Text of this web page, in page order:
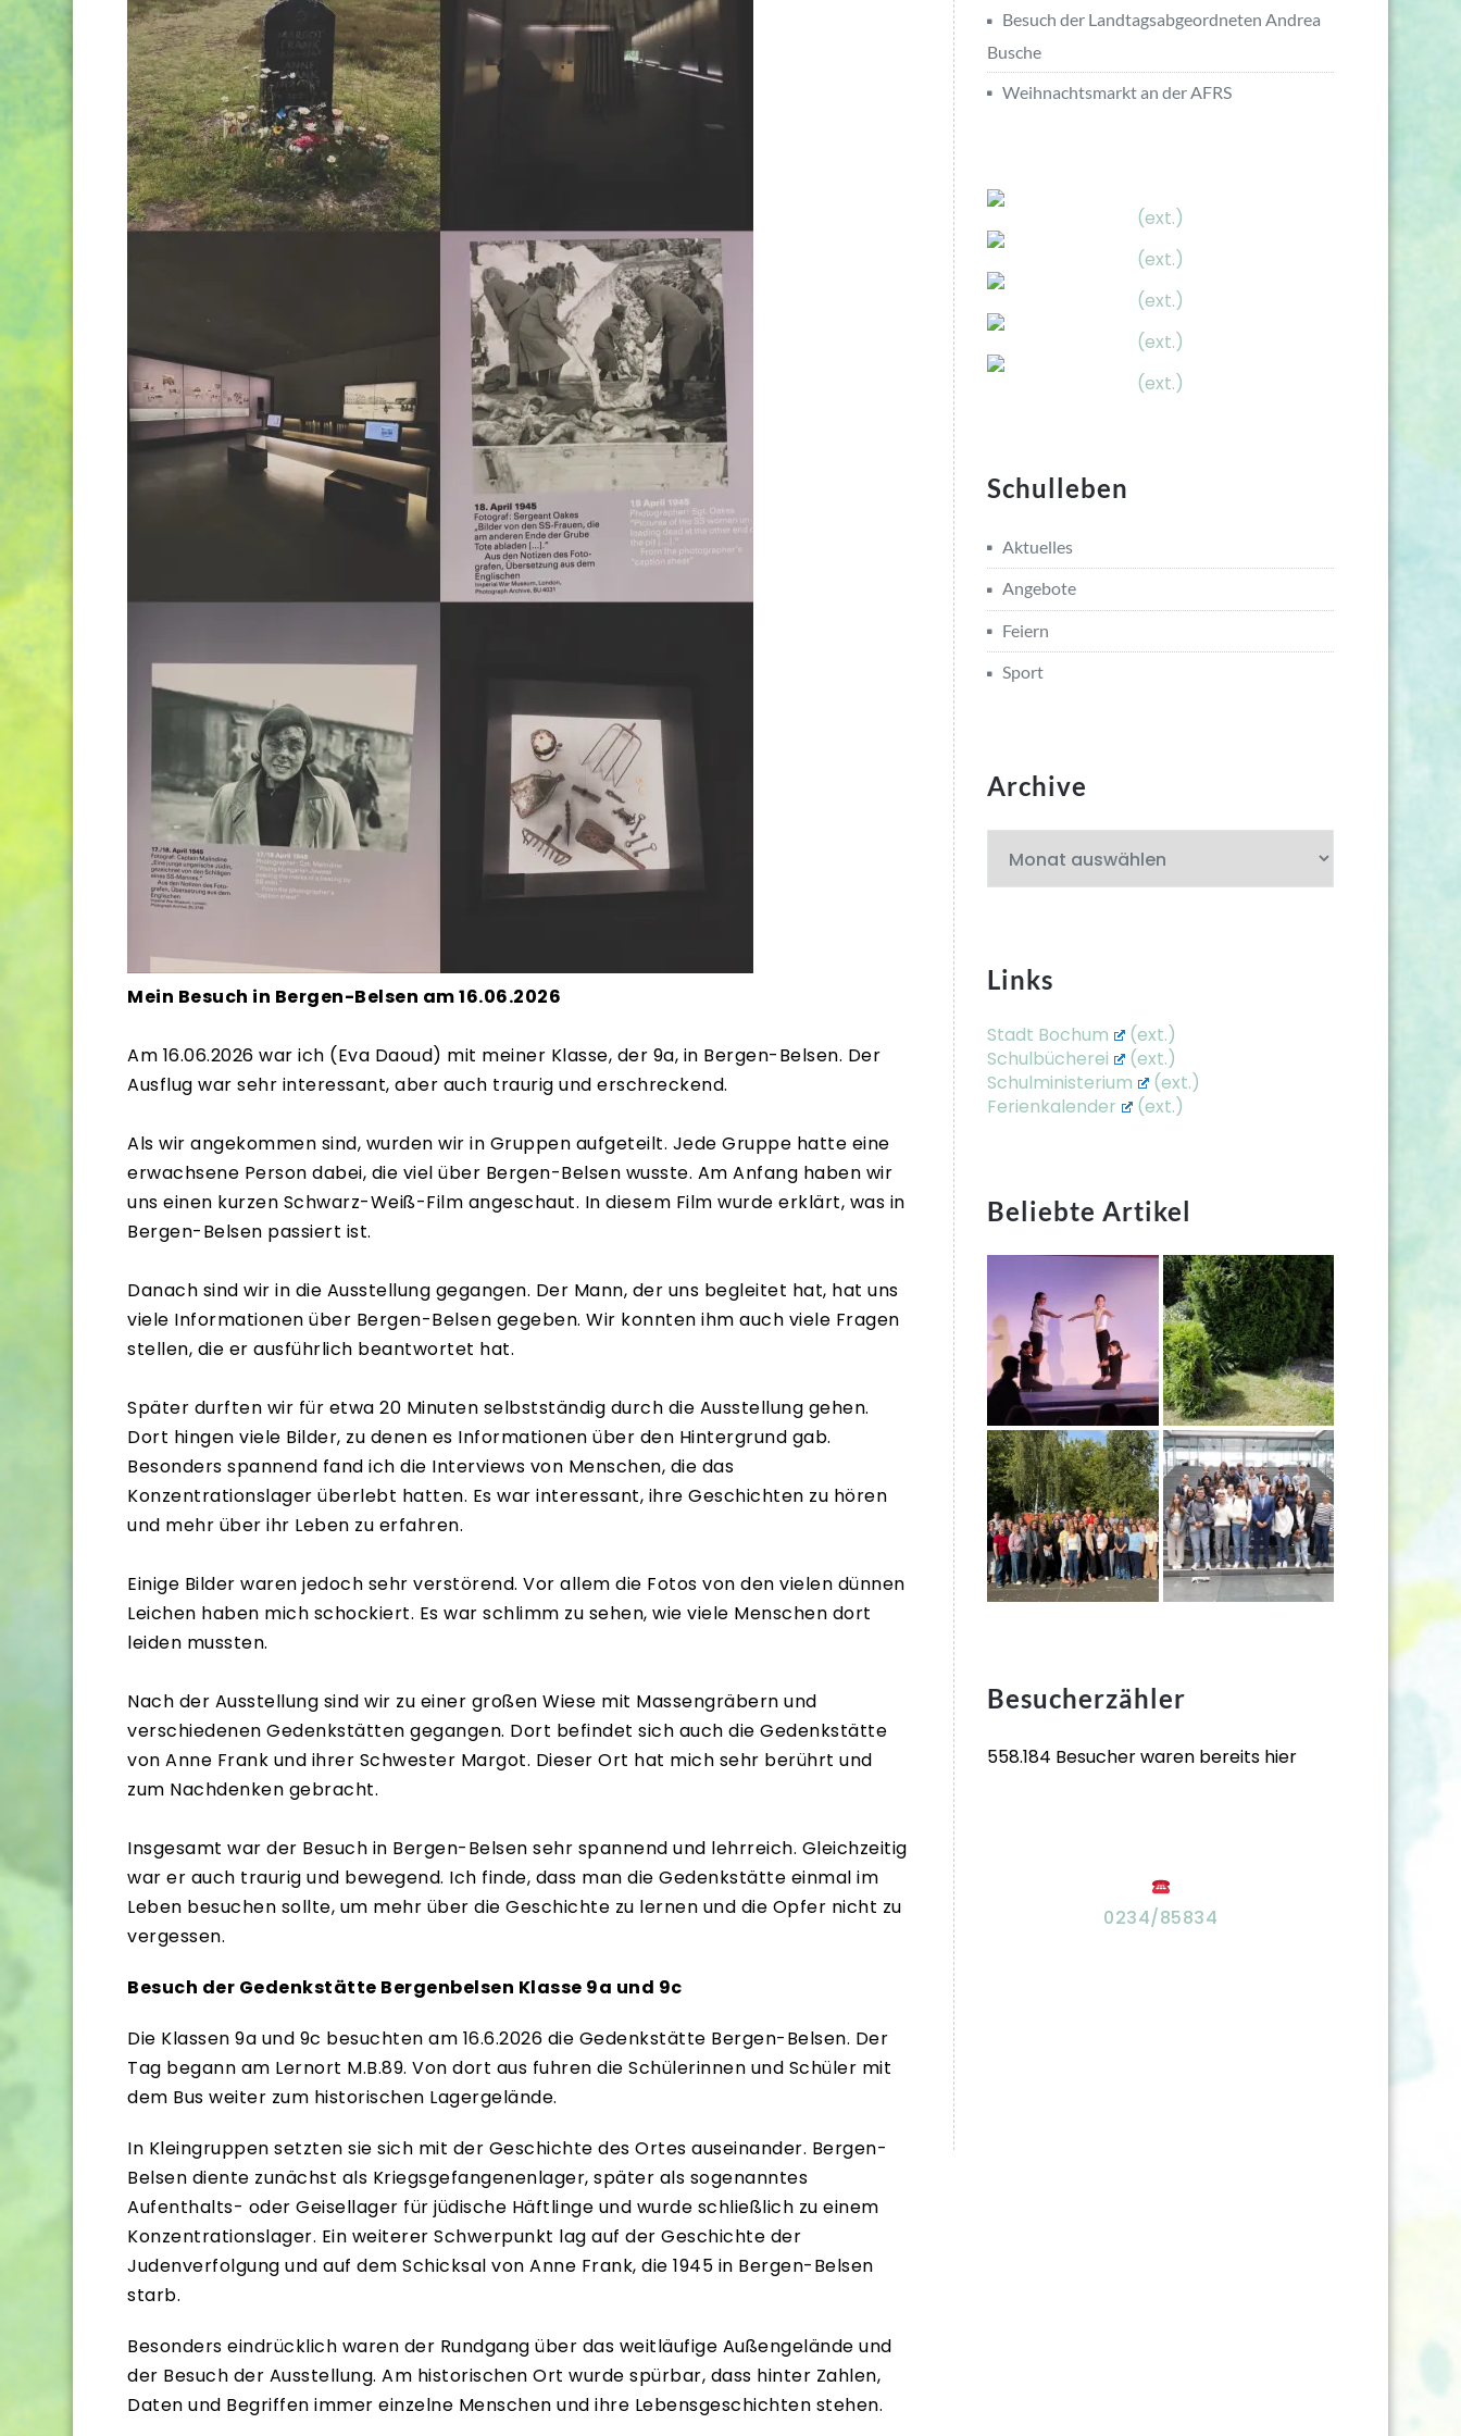
Mein Besuch in Bergen-Belsen am 16.06.2026
Am 16.06.2026 war ich (Eva Daoud) mit meiner Klasse, der 9a, in Bergen-Belsen. Der
Ausflug war sehr interessant, aber auch traurig und erschreckend.
Als wir angekommen sind, wurden wir in Gruppen aufgeteilt. Jede Gruppe hatte eine
erwachsene Person dabei, die viel über Bergen-Belsen wusste. Am Anfang haben wir
uns einen kurzen Schwarz-Weiß-Film angeschaut. In diesem Film wurde erklärt, was in
Bergen-Belsen passiert ist.
Danach sind wir in die Ausstellung gegangen. Der Mann, der uns begleitet hat, hat uns
viele Informationen über Bergen-Belsen gegeben. Wir konnten ihm auch viele Fragen
stellen, die er ausführlich beantwortet hat.
Später durften wir für etwa 20 Minuten selbstständig durch die Ausstellung gehen.
Dort hingen viele Bilder, zu denen es Informationen über den Hintergrund gab.
Besonders spannend fand ich die Interviews von Menschen, die das
Konzentrationslager überlebt hatten. Es war interessant, ihre Geschichten zu hören
und mehr über ihr Leben zu erfahren.
Einige Bilder waren jedoch sehr verstörend. Vor allem die Fotos von den vielen dünnen
Leichen haben mich schockiert. Es war schlimm zu sehen, wie viele Menschen dort
leiden mussten.
Nach der Ausstellung sind wir zu einer großen Wiese mit Massengräbern und
verschiedenen Gedenkstätten gegangen. Dort befindet sich auch die Gedenkstätte
von Anne Frank und ihrer Schwester Margot. Dieser Ort hat mich sehr berührt und
zum Nachdenken gebracht.
Insgesamt war der Besuch in Bergen-Belsen sehr spannend und lehrreich. Gleichzeitig
war er auch traurig und bewegend. Ich finde, dass man die Gedenkstätte einmal im
Leben besuchen sollte, um mehr über die Geschichte zu lernen und die Opfer nicht zu
vergessen.
Besuch der Gedenkstätte Bergenbelsen Klasse 9a und 9c
Die Klassen 9a und 9c besuchten am 16.6.2026 die Gedenkstätte Bergen-Belsen. Der
Tag begann am Lernort M.B.89. Von dort aus fuhren die Schülerinnen und Schüler mit
dem Bus weiter zum historischen Lagergelände.
In Kleingruppen setzten sie sich mit der Geschichte des Ortes auseinander. Bergen-
Belsen diente zunächst als Kriegsgefangenenlager, später als sogenanntes
Aufenthalts- oder Geisellager für jüdische Häftlinge und wurde schließlich zu einem
Konzentrationslager. Ein weiterer Schwerpunkt lag auf der Geschichte der
Judenverfolgung und auf dem Schicksal von Anne Frank, die 1945 in Bergen-Belsen
starb.
Besonders eindrücklich waren der Rundgang über das weitläufige Außengelände und
der Besuch der Ausstellung. Am historischen Ort wurde spürbar, dass hinter Zahlen,
Daten und Begriffen immer einzelne Menschen und ihre Lebensgeschichten stehen.
Besuch der Landtagsabgeordneten Andrea
Busche
Weihnachtsmarkt an der AFRS
Schulleben
Aktuelles
Angebote
Feiern
Sport
Archive
Links
Stadt Bochum
Schulbücherei
Schulministerium
Ferienkalender
Beliebte Artikel
Besucherzähler
558.184 Besucher waren bereits hier
0234/85834